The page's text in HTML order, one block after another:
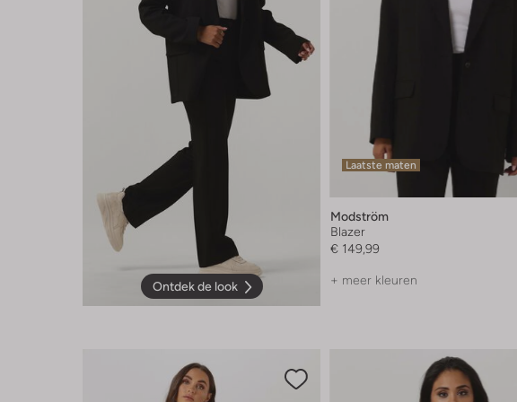
Ontdek de look
Laatste maten
Modström
Blazer
€ 149,99
+ meer kleuren